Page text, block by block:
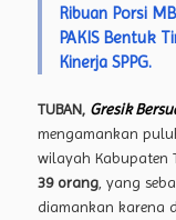
Ribuan Porsi
PAKIS Bentuk
Kinerja SPPG.
TUBAN, Gresik
mengamankan
wilayah Kabupaten
39 orang, yang
diamankan karena